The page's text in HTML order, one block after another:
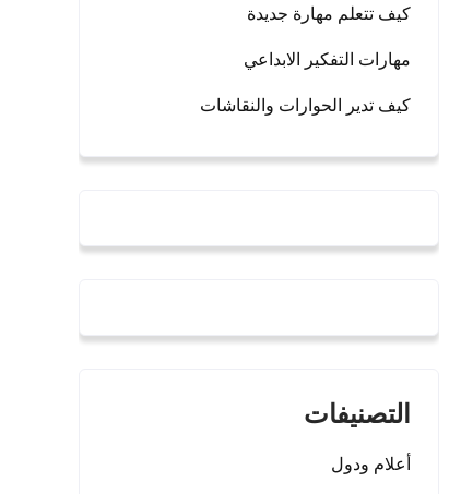
كيف تتعلم مهارة جديدة
مهارات التفكير الابداعي
كيف تدير الحوارات والنقاشات
التصنيفات
أعلام ودول